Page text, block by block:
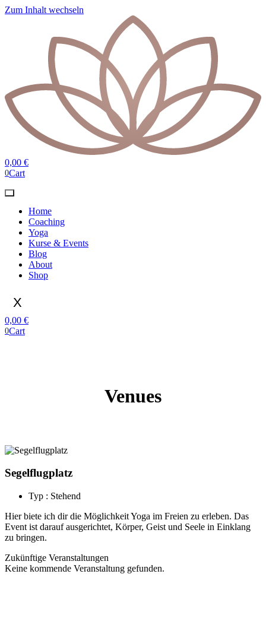
Zum Inhalt wechseln
0,00 €
0Cart
Home
Coaching
Yoga
Kurse & Events
Blog
About
Shop
X
0,00 €
0Cart
Venues
Segelflugplatz
Typ : Stehend
Hier biete ich dir die Möglichkeit Yoga im Freien zu erleben. Das
Event ist darauf ausgerichtet, Körper, Geist und Seele in Einklang
zu bringen.
Zukünftige Veranstaltungen
Keine kommende Veranstaltung gefunden.